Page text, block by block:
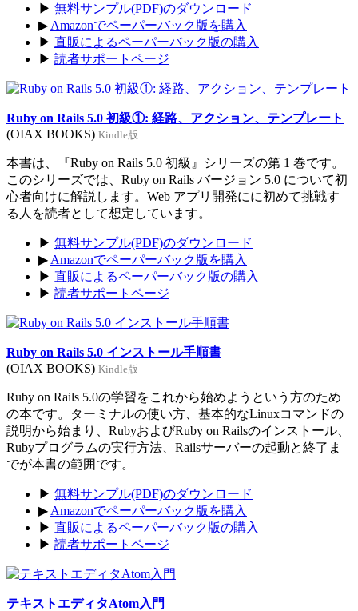
▶ 無料サンプル(PDF)のダウンロード
▶ Amazonでペーパーバック版を購入
▶ 直販によるペーパーバック版の購入
▶ 読者サポートページ
Ruby on Rails 5.0 初級①: 経路、アクション、テンプレート
(OIAX BOOKS) Kindle版
本書は、『Ruby on Rails 5.0 初級』シリーズの第 1 巻です。
このシリーズでは、Ruby on Rails バージョン 5.0 について初
心者向けに解説します。Web アプリ開発にに初めて挑戦す
る人を読者として想定しています。
▶ 無料サンプル(PDF)のダウンロード
▶ Amazonでペーパーバック版を購入
▶ 直販によるペーパーバック版の購入
▶ 読者サポートページ
Ruby on Rails 5.0 インストール手順書
(OIAX BOOKS) Kindle版
Ruby on Rails 5.0の学習をこれから始めようという方のため
の本です。ターミナルの使い方、基本的なLinuxコマンドの
説明から始まり、RubyおよびRuby on Railsのインストール、
Rubyプログラムの実行方法、Railsサーバーの起動と終了ま
でが本書の範囲です。
▶ 無料サンプル(PDF)のダウンロード
▶ Amazonでペーパーバック版を購入
▶ 直販によるペーパーバック版の購入
▶ 読者サポートページ
テキストエディタAtom入門